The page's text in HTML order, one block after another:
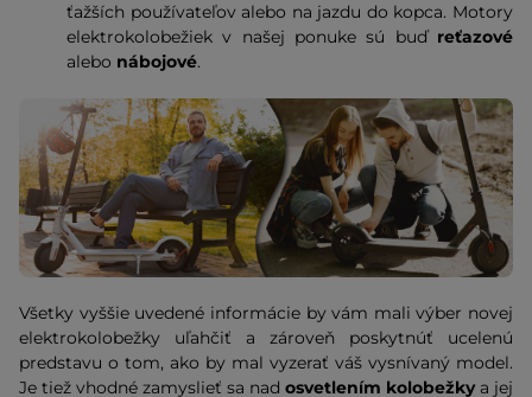
ťažších používateľov alebo na jazdu do kopca. Motory
elektrokolobežiek v našej ponuke sú buď reťazové
alebo nábojové.
Všetky vyššie uvedené informácie by vám mali výber novej
elektrokolobežky uľahčiť a zároveň poskytnúť ucelenú
predstavu o tom, ako by mal vyzerať váš vysnívaný model.
Je tiež vhodné zamyslieť sa nad osvetlením kolobežkya jej